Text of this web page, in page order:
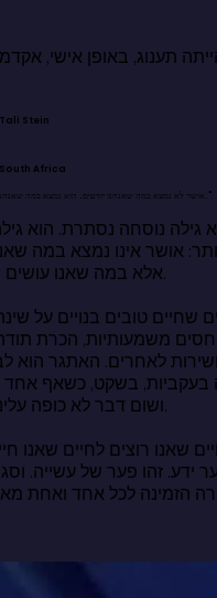
Tali Stein
South Africa
"אושר לא נמצא במה שאנחנו יודעים. הוא נמצא במה שאנחנו עושים שוב ושוב."
אלא במה שאנו עושים
ושום דבר לא כופה